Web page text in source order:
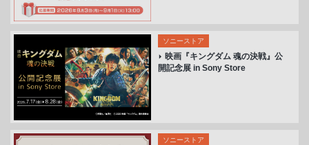
ソニーストア
映画『キングダム 魂の決戦』公
開記念展 in Sony Store
ソニーストア